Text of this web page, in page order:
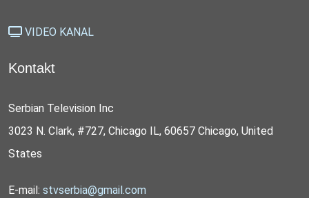
VIDEO KANAL
Kontakt
Serbian Television Inc
3023 N. Clark, #727, Chicago IL, 60657 Chicago, United
States
E-mail: stvserbia@gmail.com